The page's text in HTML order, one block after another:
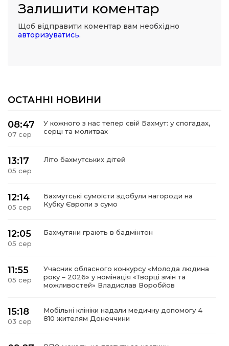
Залишити коментар
Щоб відправити коментар вам необхідно
авторизуватись.
ОСТАННІ НОВИНИ
08:47
07 сер
У кожного з нас тепер свій Бахмут: у спогадах,
серці та молитвах
13:17
05 сер
Літо бахмутських дітей
12:14
05 сер
Бахмутські сумоїсти здобули нагороди на
Кубку Європи з сумо
12:05
05 сер
Бахмутяни грають в бадмінтон
11:55
05 сер
Учасник обласного конкурсу «Молода людина
року – 2026» у номінація «Творці змін та
можливостей» Владислав Воробйов
15:18
03 сер
Мобільні клініки надали медичну допомогу 4
810 жителям Донеччини